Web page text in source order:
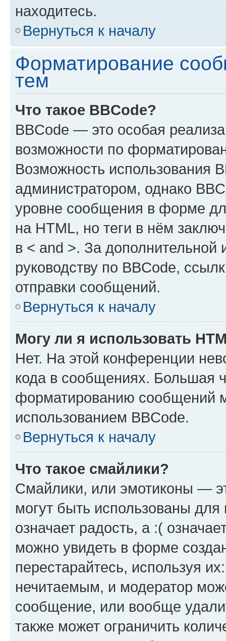
находитесь.
Вернуться к началу
Форматирование
тем
Что такое BBCode?
BBCode — это особая
возможности по
Возможность использования
администратором, однако
уровне сообщения в форме
на HTML, но теги в нём
в < and >. За
руководству по BBCode,
отправки сообщений.
Вернуться к началу
Могу ли я использовать
Нет. На этой конференции
кода в сообщениях. Большая
форматированию сообщений
использованием BBCode.
Вернуться к началу
Что такое смайлики?
Смайлики, или эмотиконы —
могут быть использованы
означает радость, а :(
можно увидеть в форме
перестарайтесь, используя
нечитаемым, и модератор
сообщение, или вообще
также может ограничить